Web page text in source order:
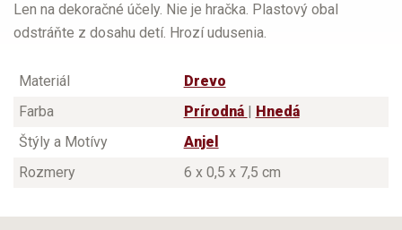
Len na dekoračné účely. Nie je hračka. Plastový obal
odstráňte z dosahu detí. Hrozí udusenia.
Materiál
Drevo
Farba
Prírodná
Hnedá
Štýly a Motívy
Anjel
Rozmery
6 x 0,5 x 7,5 cm